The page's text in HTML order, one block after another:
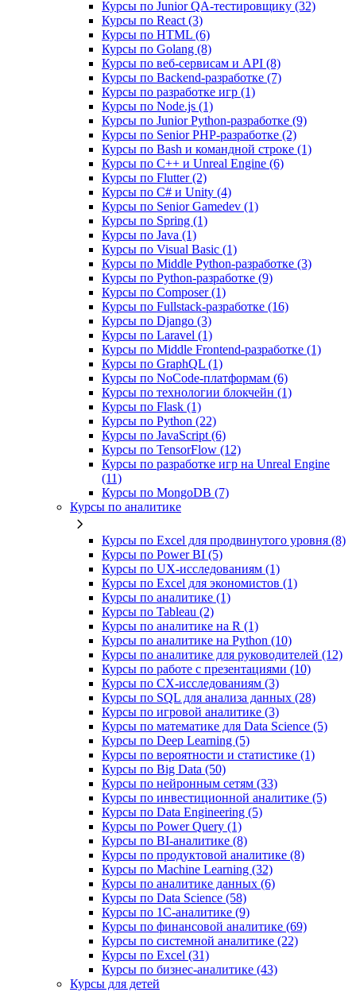
Курсы по Junior QA-тестировщику (32)
Курсы по React (3)
Курсы по HTML (6)
Курсы по Golang (8)
Курсы по веб‑сервисам и API (8)
Курсы по Backend‑разработке (7)
Курсы по разработке игр (1)
Курсы по Node.js (1)
Курсы по Junior Python-разработке (9)
Курсы по Senior PHP-разработке (2)
Курсы по Bash и командной строке (1)
Курсы по C++ и Unreal Engine (6)
Курсы по Flutter (2)
Курсы по C# и Unity (4)
Курсы по Senior Gamedev (1)
Курсы по Spring (1)
Курсы по Java (1)
Курсы по Visual Basic (1)
Курсы по Middle Python-разработке (3)
Курсы по Python-разработке (9)
Курсы по Composer (1)
Курсы по Fullstack‑разработке (16)
Курсы по Django (3)
Курсы по Laravel (1)
Курсы по Middle Frontend-разработке (1)
Курсы по GraphQL (1)
Курсы по NoCode‑платформам (6)
Курсы по технологии блокчейн (1)
Курсы по Flask (1)
Курсы по Python (22)
Курсы по JavaScript (6)
Курсы по TensorFlow (12)
Курсы по разработке игр на Unreal Engine
(11)
Курсы по MongoDB (7)
Курсы по аналитике
Курсы по Excel для продвинутого уровня (8)
Курсы по Power BI (5)
Курсы по UX‑исследованиям (1)
Курсы по Excel для экономистов (1)
Курсы по аналитике (1)
Курсы по Tableau (2)
Курсы по аналитике на R (1)
Курсы по аналитике на Python (10)
Курсы по аналитике для руководителей (12)
Курсы по работе с презентациями (10)
Курсы по CX-исследованиям (3)
Курсы по SQL для анализа данных (28)
Курсы по игровой аналитике (3)
Курсы по математике для Data Science (5)
Курсы по Deep Learning (5)
Курсы по вероятности и статистике (1)
Курсы по Big Data (50)
Курсы по нейронным сетям (33)
Курсы по инвестиционной аналитике (5)
Курсы по Data Engineering (5)
Курсы по Power Query (1)
Курсы по BI‑аналитике (8)
Курсы по продуктовой аналитике (8)
Курсы по Machine Learning (32)
Курсы по аналитике данных (6)
Курсы по Data Science (58)
Курсы по 1С‑аналитике (9)
Курсы по финансовой аналитике (69)
Курсы по системной аналитике (22)
Курсы по Excel (31)
Курсы по бизнес‑аналитике (43)
Курсы для детей